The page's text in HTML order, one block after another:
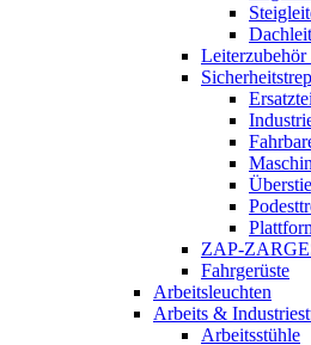
Leiterzubehör
ZAP-
Fahrgerüste
Arbeitsleuchten
Arbeits &
Arbeitsstühle